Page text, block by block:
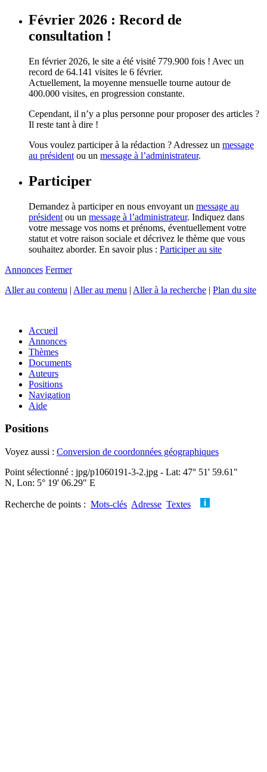
Février 2026 : Record de
consultation !
En février 2026, le site a été visité 779.900 fois ! Avec un
record de 64.141 visites le 6 février.
Actuellement, la moyenne mensuelle tourne autour de
400.000 visites, en progression constante.
Cependant, il n’y a plus personne pour proposer des articles ?
Il reste tant à dire !
Vous voulez participer à la rédaction ? Adressez un message
au président ou un message à l’administrateur.
Participer
Demandez à participer en nous envoyant un message au
président ou un message à l’administrateur. Indiquez dans
votre message vos noms et prénoms, éventuellement votre
statut et votre raison sociale et décrivez le thème que vous
souhaitez aborder. En savoir plus : Participer au site
Annonces Fermer
Aller au contenu | Aller au menu | Aller à la recherche | Plan du site
Accueil
Annonces
Thèmes
Documents
Auteurs
Positions
Navigation
Aide
Positions
Voyez aussi : Conversion de coordonnées géographiques
Point sélectionné : jpg/p1060191-3-2.jpg - Lat: 47° 51' 59.61"
N, Lon: 5° 19' 06.29" E
Recherche de points : Mots-clés Adresse Textes